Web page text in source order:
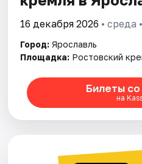
16 декабря 2026 • среда
Город: Ярославль
Площадка: Ростовский
Билеты
на